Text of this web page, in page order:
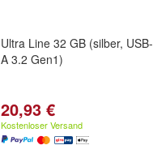
Ultra Line 32 GB (silber, USB-
A 3.2 Gen1)
20,93 €
Kostenloser Versand